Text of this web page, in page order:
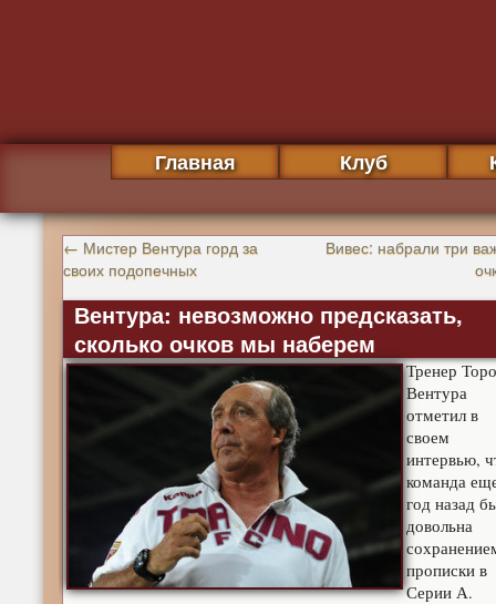
Главная Клуб
← Мистер Вентура горд за
своих подопечных
Вивес: набрали три
Вентура: невозможно предсказать,
сколько очков мы наберем
Тренер Торо
Вентура
отметил в
своем
интервью,
команда
год назад
довольна
прописки в
Серии А.